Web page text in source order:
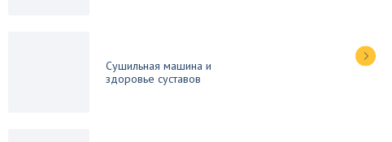
Сушильная машина и
здоровье суставов